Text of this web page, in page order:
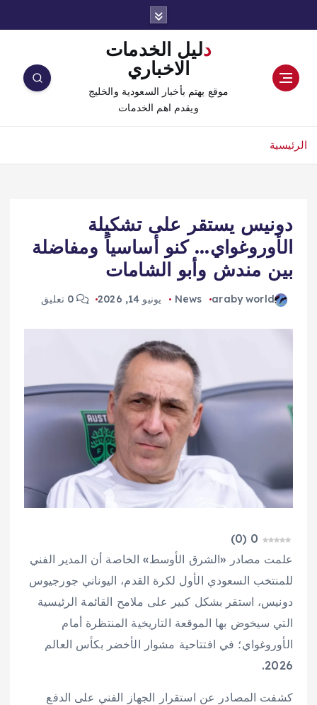
دليل الخدمات
الاخباري
موقع يهتم بأخبار السعودية والخليج
ويقدم اهم الخدمات
الرئيسية
دونيس يستقر على تشكيلة
الأوروغواي… كنو أساسياً ومفاضلة
بين مندش وأبو الشامات
araby world
News يونيو 14, 2026 0 تعليق
0
(
0
)
علمت مصادر «الشرق الأوسط» الخاصة أن المدير الفني
للمنتخب السعودي الأول لكرة القدم، اليوناني جورجيوس
دونيس، استقر بشكل كبير على ملامح القائمة الرئيسية
التي سيخوض بها الموقعة التاريخية المنتظرة أمام
الأوروغواي؛ في افتتاحية مشوار الأخضر بكأس العالم
2026.
كشفت المصادر عن استقرار الجهاز الفني على الدفع